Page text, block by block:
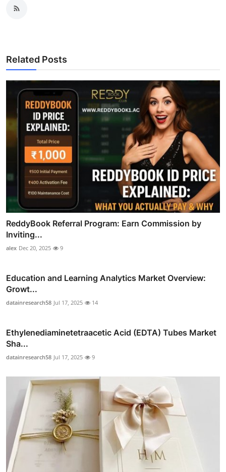
Related Posts
ReddyBook Referral Program: Earn Commission by
Inviting...
alex Dec 20, 2025 9
Education and Learning Analytics Market Overview:
Growt...
datainresearch58 Jul 17, 2025 14
Ethylenediaminetetraacetic Acid (EDTA) Tubes Market
Sha...
datainresearch58 Jul 17, 2025 9